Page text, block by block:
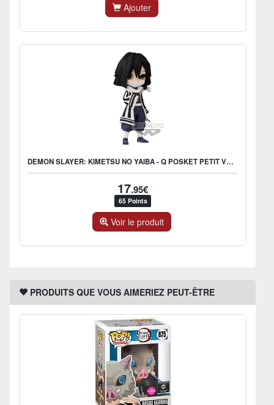
Ajouter
DEMON SLAYER: KIMETSU NO YAIBA - Q POSKET PETIT VOL.3 C: OBANAI
17.95€
65 Points
Voir le produit
PRODUITS QUE VOUS AIMERIEZ PEUT-ÊTRE